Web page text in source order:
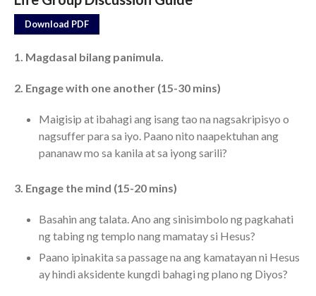
the Sunday
Messages Podcast Feed
favorite podcasting app to
當神好像離開很遙遠時 When
God Seems Distant
Download PDF
1. Magdasal bilang panimula.
2. Engage with one another (15-30 mins)
Maigisip at ibahagi ang isang tao na nagsakripisyo o
nagsuffer para sa iyo. Paano nito naapektuhan ang
pananaw mo sa kanila at sa iyong sarili?
3. Engage the mind (15-20 mins)
Basahin ang talata. Ano ang sinisimbolo ng pagkahati
ng tabing ng templo nang mamatay si Hesus?
Paano ipinakita sa passage na ang kamatayan ni Hesus
ay hindi aksidente kungdi bahagi ng plano ng Diyos?